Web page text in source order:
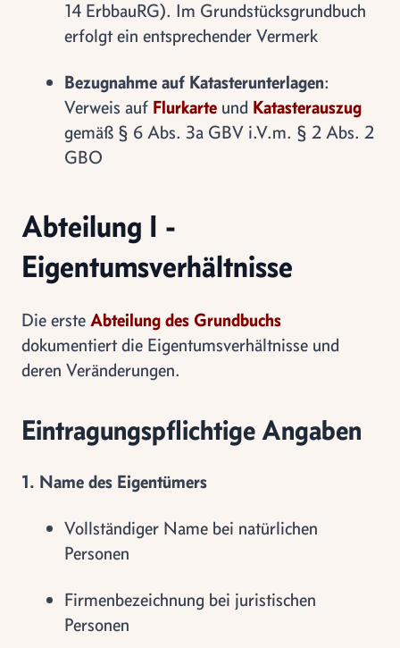
14 ErbbauRG). Im Grundstücksgrundbuch
erfolgt ein entsprechender Vermerk
Bezugnahme auf Katasterunterlagen:
Verweis auf Flurkarte und Katasterauszug
gemäß § 6 Abs. 3a GBV i.V.m. § 2 Abs. 2
GBO
Abteilung I -
Eigentumsverhältnisse
Die erste Abteilung des Grundbuchs
dokumentiert die Eigentumsverhältnisse und
deren Veränderungen.
Eintragungspflichtige Angaben
1. Name des Eigentümers
Vollständiger Name bei natürlichen
Personen
Firmenbezeichnung bei juristischen
Personen